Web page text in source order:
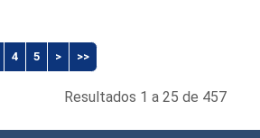
4 5 > >>
Resultados 1 a 25 de 457